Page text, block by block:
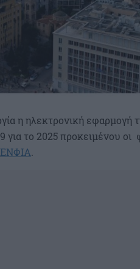
η ηλεκτρονική
το 2025 προκειμένου οι
ΕΝΦΙΑ.